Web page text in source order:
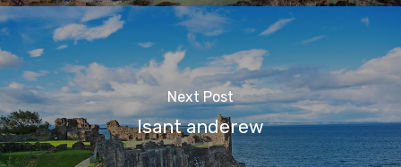
Next Post
Isant anderew